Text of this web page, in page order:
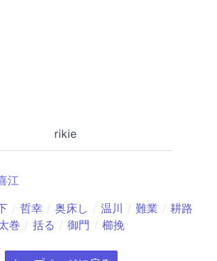
rikie
江
哲幸 奥床し 温川 難業
耕路
巻
括る 御門 櫛挽